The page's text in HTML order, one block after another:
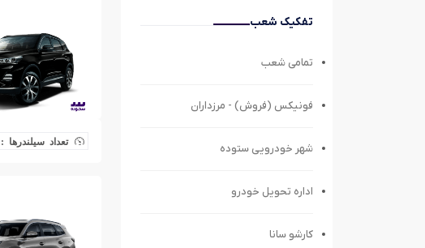
تفکیک شعب
تمامی شعب
فونیکس (فروش) - مرزداران
شهر خودرویی ستوده
اداره تحویل خودرو
کارشو سانا
تعداد سیلندرها : 4